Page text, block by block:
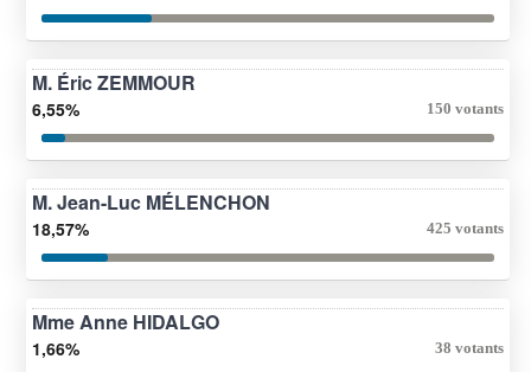
M. Éric ZEMMOUR
6,55% 150 votants
M. Jean-Luc MÉLENCHON
18,57% 425 votants
Mme Anne HIDALGO
1,66% 38 votants